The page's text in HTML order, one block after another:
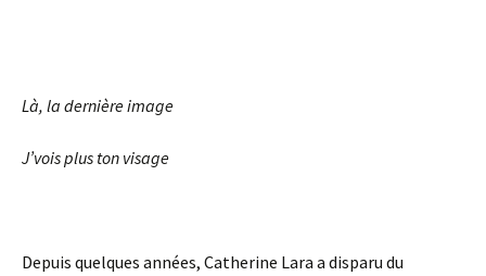
Là, la dernière image
J’vois plus ton visage
Depuis quelques années, Catherine Lara a disparu du